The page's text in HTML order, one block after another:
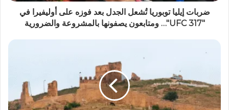
ضربات إيليا توبوريا تُشعل الجدل بعد فوزه على أوليفيرا في
"UFC 317"… ومتابعون يصفونها بالمشروعة والضرورية